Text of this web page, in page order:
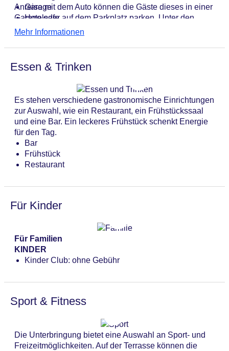
Anreise mit dem Auto können die Gäste dieses in einer
Garage oder auf dem Parkplatz parken. Unter den
weiteren Leistungen finden sich ein Zimmerservice und
Umgebung per Rad entdecken möchten, werden den
Fahrradverleih zu schätzen wissen. Bei
Geschäftlichem hilft das Business-Center gerne weiter
und bietet einen Projektor an.
Garage
Hotelsafe
WLAN/WiFi im Hotel
Anzahl der Konferenzräume: 1
Anzahl der Aufzüge: 1
Haustiere
Zimmerservice
Gesamtanzahl der Stockwerke: 6
Gesamtanzahl der Zimmer: 117
Pools:Outdoor Pool: ohne Gebühr
Zahlungsarten: American Express, Diners Club,
Mastercard, Visa
Landeskategorie: 3 Sterne
Mehr Informationen
Essen & Trinken
Es stehen verschiedene gastronomische Einrichtungen
zur Auswahl, wie ein Restaurant, ein Frühstückssaal
und eine Bar. Ein leckeres Frühstück schenkt Energie
für den Tag.
Bar
Frühstück
Restaurant
Für Kinder
Für Familien
KINDER
Kinder Club: ohne Gebühr
Sport & Fitness
Die Unterbringung bietet eine Auswahl an Sport- und
Freizeitmöglichkeiten. Auf der Terrasse können die